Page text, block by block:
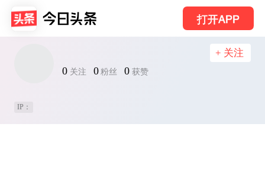
打开APP
0 关注 0 粉丝 0 获赞
+ 关注
IP：